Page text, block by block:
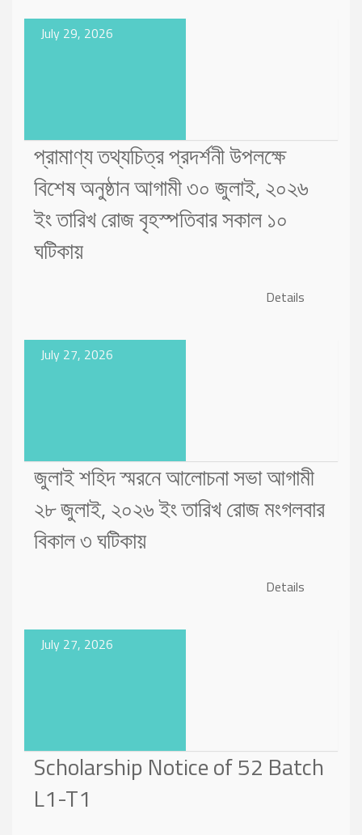
July 29, 2026
প্রামাণ্য তথ্যচিত্র প্রদর্শনী উপলক্ষে
বিশেষ অনুষ্ঠান আগামী ৩০ জুলাই, ২০২৬
ইং তারিখ রোজ বৃহস্পতিবার সকাল ১০
ঘটিকায়
Details
July 27, 2026
জুলাই শহিদ স্মরনে আলোচনা সভা আগামী
২৮ জুলাই, ২০২৬ ইং তারিখ রোজ মংগলবার
বিকাল ৩ ঘটিকায়
Details
July 27, 2026
Scholarship Notice of 52 Batch
L1-T1